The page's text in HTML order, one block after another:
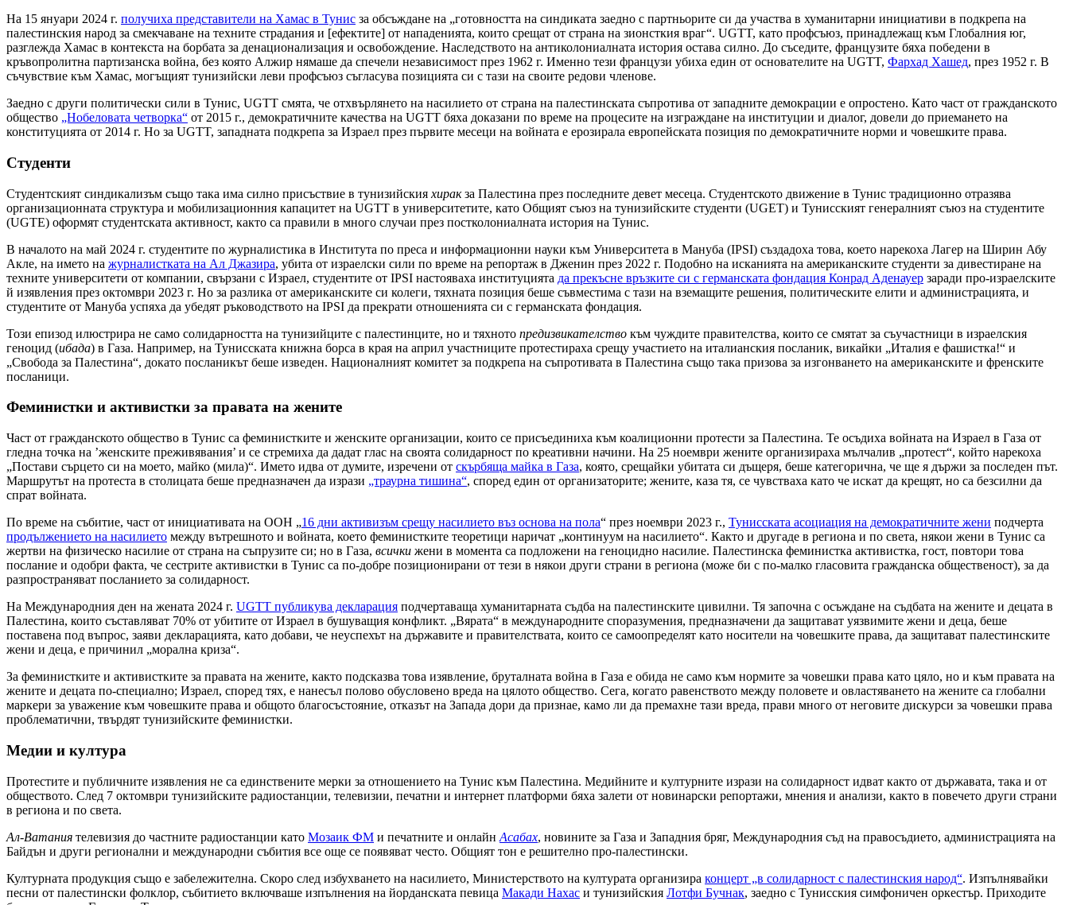
На 15 януари 2024 г. получиха представители на Хамас в Тунис за обсъждане на „готовността на синдиката заедно с партньорите си да участва в хуманитарни инициативи в подкрепа на
палестинския народ за смекчаване на техните страдания и [ефектите] от нападенията, които срещат от страна на зионсткия враг“. UGTT, като профсъюз, принадлежащ към Глобалния юг,
разглежда Хамас в контекста на борбата за денационализация и освобождение. Наследството на антиколониалната история остава силно. До съседите, французите бяха победени в
кръвопролитна партизанска война, без която Алжир нямаше да спечели независимост през 1962 г. Именно тези французи убиха един от основателите на UGTT, Фархад Хашед, през 1952 г. В
съчувствие към Хамас, могъщият тунизийски леви профсъюз съгласува позицията си с тази на своите редови членове.
Заедно с други политически сили в Тунис, UGTT смята, че отхвърлянето на насилието от страна на палестинската съпротива от западните демокрации е опростено. Като част от гражданското
общество „Нобеловата четворка“ от 2015 г., демократичните качества на UGTT бяха доказани по време на процесите на изграждане на институции и диалог, довели до приемането на
конституцията от 2014 г. Но за UGTT, западната подкрепа за Израел през първите месеци на войната е ерозирала европейската позиция по демократичните норми и човешките права.
Студенти
Студентският синдикализъм също така има силно присъствие в тунизийския хиракза Палестина през последните девет месеца. Студентското движение в Тунис традиционно отразява
организационната структура и мобилизационния капацитет на UGTT в университетите, като Общият съюз на тунизийските студенти (UGET) и Тунисският генералният съюз на студентите
(UGTE) оформят студентската активност, както са правили в много случаи през постколониалната история на Тунис.
В началото на май 2024 г. студентите по журналистика в Института по преса и информационни науки към Университета в Мануба (IPSI) създадоха това, което нарекоха Лагер на Ширин Абу
Акле, на името на журналистката на Ал Джазира, убита от израелски сили по време на репортаж в Дженин през 2022 г. Подобно на исканията на американските студенти за дивестиране на
техните университети от компании, свързани с Израел, студентите от IPSI настояваха институцията да прекъсне връзките си с германската фондация Конрад Аденауер заради про-израелските
й изявления през октомври 2023 г. Но за разлика от американските си колеги, тяхната позиция беше съвместима с тази на вземащите решения, политическите елити и администрацията, и
студентите от Мануба успяха да убедят ръководството на IPSI да прекрати отношенията си с германската фондация.
Този епизод илюстрира не само солидарността на тунизийците с палестинците, но и тяхното предизвикателство към чуждите правителства, които се смятат за съучастници в израелския
геноцид (ибада) в Газа. Например, на Тунисската книжна борса в края на април участниците протестираха срещу участието на италианския посланик, викайки „Италия е фашистка!“ и
„Свобода за Палестина“, докато посланикът беше изведен. Националният комитет за подкрепа на съпротивата в Палестина също така призова за изгонването на американските и френските
посланици.
Феминистки и активистки за правата на жените
Част от гражданското общество в Тунис са феминистките и женските организации, които се присъединиха към коалиционни протести за Палестина. Те осъдиха войната на Израел в Газа от
гледна точка на ’женските преживявания’ и се стремиха да дадат глас на своята солидарност по креативни начини. На 25 ноември жените организираха мълчалив „протест“, който нарекоха
„Постави сърцето си на моето, майко (мила)“. Името идва от думите, изречени от скърбяща майка в Газа, която, срещайки убитата си дъщеря, беше категорична, че ще я държи за последен път.
Маршрутът на протеста в столицата беше предназначен да изрази „траурна тишина“, според един от организаторите; жените, каза тя, се чувстваха като че искат да крещят, но са безсилни да
спрат войната.
По време на събитие, част от инициативата на ООН „16 дни активизъм срещу насилието въз основа на пола“ през ноември 2023 г., Тунисската асоциация на демократичните жени подчерта
продължението на насилието между вътрешното и войната, което феминистките теоретици наричат „континуум на насилието“. Както и другаде в региона и по света, някои жени в Тунис са
жертви на физическо насилие от страна на съпрузите си; но в Газа, всички жени в момента са подложени на геноцидно насилие. Палестинска феминистка активистка, гост, повтори това
послание и одобри факта, че сестрите активистки в Тунис са по-добре позиционирани от тези в някои други страни в региона (може би с по-малко гласовита гражданска общественост), за да
разпространяват посланието за солидарност.
На Международния ден на жената 2024 г. UGTT публикува декларация подчертаваща хуманитарната съдба на палестинските цивилни. Тя започна с осъждане на съдбата на жените и децата в
Палестина, които съставляват 70% от убитите от Израел в бушуващия конфликт. „Вярата“ в международните споразумения, предназначени да защитават уязвимите жени и деца, беше
поставена под въпрос, заяви декларацията, като добави, че неуспехът на държавите и правителствата, които се самоопределят като носители на човешките права, да защитават палестинските
жени и деца, е причинил „морална криза“.
За феминистките и активистките за правата на жените, както подсказва това изявление, бруталната война в Газа е обида не само към нормите за човешки права като цяло, но и към правата на
жените и децата по-специално; Израел, според тях, е нанесъл полово обусловено вреда на цялото общество. Сега, когато равенството между половете и овластяването на жените са глобални
маркери за уважение към човешките права и общото благосъстояние, отказът на Запада дори да признае, камо ли да премахне тази вреда, прави много от неговите дискурси за човешки права
проблематични, твърдят тунизийските феминистки.
Медии и култура
Протестите и публичните изявления не са единствените мерки за отношението на Тунис към Палестина. Медийните и културните изрази на солидарност идват както от държавата, така и от
обществото. След 7 октомври тунизийските радиостанции, телевизии, печатни и интернет платформи бяха залети от новинарски репортажи, мнения и анализи, както в повечето други страни
в региона и по света.
Ал-Ватания телевизия до частните радиостанции като Мозаик ФМ и печатните и онлайн Асабах, новините за Газа и Западния бряг, Международния съд на правосъдието, администрацията на
Байдън и други регионални и международни събития все още се появяват често. Общият тон е решително про-палестински.
Културната продукция също е забележителна. Скоро след избухването на насилието, Министерството на културата организира концерт „в солидарност с палестинския народ“. Изпълнявайки
песни от палестински фолклор, събитието включваше изпълнения на йорданската певица Макади Нахас и тунизийския Лотфи Бучнак, заедно с Тунисския симфоничен оркестър. Приходите